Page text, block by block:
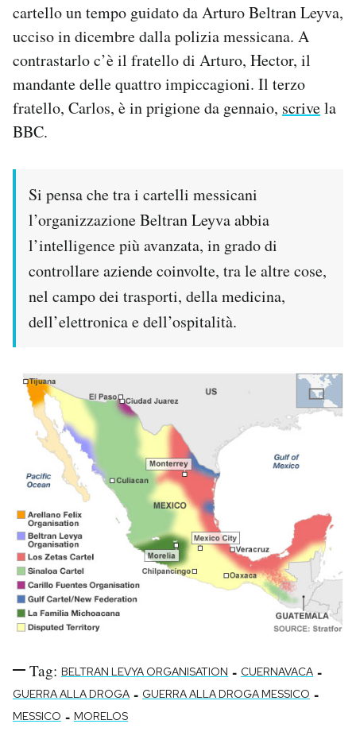
cartello un tempo guidato da Arturo Beltran Leyva,
ucciso in dicembre dalla polizia messicana. A
contrastarlo c’è il fratello di Arturo, Hector, il
mandante delle quattro impiccagioni. Il terzo
fratello, Carlos, è in prigione da gennaio, scrivela
BBC.
Si pensa che tra i cartelli messicani
l’organizzazione Beltran Leyva abbia
l’intelligence più avanzata, in grado di
controllare aziende coinvolte, tra le altre cose,
nel campo dei trasporti, della medicina,
dell’elettronica e dell’ospitalità.
Tag: BELTRAN LEVYA ORGANISATION - CUERNAVACA -
GUERRA ALLA DROGA - GUERRA ALLA DROGA MESSICO -
MESSICO - MORELOS